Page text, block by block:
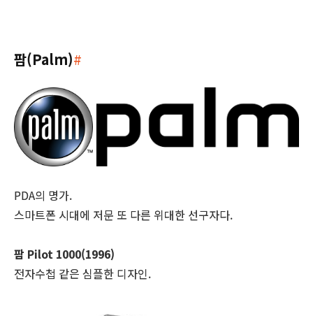
팜(Palm)#
PDA의 명가.
스마트폰 시대에 저문 또 다른 위대한 선구자다.
팜 Pilot 1000(1996)
전자수첩 같은 심플한 디자인.